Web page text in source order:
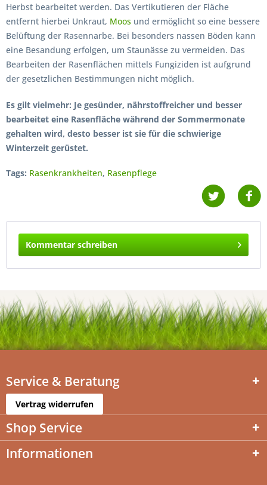
Herbst bearbeitet werden. Das Vertikutieren der Fläche
entfernt hierbei Unkraut, Moos und ermöglicht so eine bessere
Belüftung der Rasennarbe. Bei besonders nassen Böden kann
eine Besandung erfolgen, um Staunässe zu vermeiden. Das
Bearbeiten der Rasenflächen mittels Fungiziden ist aufgrund
der gesetzlichen Bestimmungen nicht möglich.
Es gilt vielmehr: Je gesünder, nährstoffreicher und besser
bearbeitet eine Rasenfläche während der Sommermonate
gehalten wird, desto besser ist sie für die schwierige
Winterzeit gerüstet.
Tags: Rasenkrankheiten, Rasenpflege
Kommentar schreiben
Service & Beratung
Vertrag widerrufen
Shop Service
Informationen